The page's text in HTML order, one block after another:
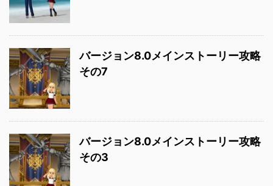
バージョン8.0メインストーリー攻略
その7
バージョン8.0メインストーリー攻略
その3